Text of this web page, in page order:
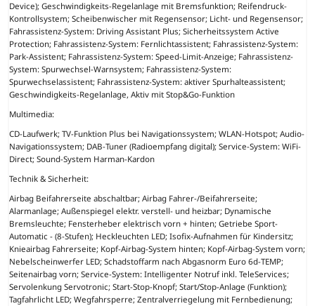
Device); Geschwindigkeits-Regelanlage mit Bremsfunktion; Reifendruck-
Kontrollsystem; Scheibenwischer mit Regensensor; Licht- und Regensensor;
Fahrassistenz-System: Driving Assistant Plus; Sicherheitssystem Active
Protection; Fahrassistenz-System: Fernlichtassistent; Fahrassistenz-System:
Park-Assistent; Fahrassistenz-System: Speed-Limit-Anzeige; Fahrassistenz-
System: Spurwechsel-Warnsystem; Fahrassistenz-System:
Spurwechselassistent; Fahrassistenz-System: aktiver Spurhalteassistent;
Geschwindigkeits-Regelanlage, Aktiv mit Stop&Go-Funktion
Multimedia:
CD-Laufwerk; TV-Funktion Plus bei Navigationssystem; WLAN-Hotspot; Audio-
Navigationssystem; DAB-Tuner (Radioempfang digital); Service-System: WiFi-
Direct; Sound-System Harman-Kardon
Technik & Sicherheit:
Airbag Beifahrerseite abschaltbar; Airbag Fahrer-/Beifahrerseite;
Alarmanlage; Außenspiegel elektr. verstell- und heizbar; Dynamische
Bremsleuchte; Fensterheber elektrisch vorn + hinten; Getriebe Sport-
Automatic - (8-Stufen); Heckleuchten LED; Isofix-Aufnahmen für Kindersitz;
Knieairbag Fahrerseite; Kopf-Airbag-System hinten; Kopf-Airbag-System vorn;
Nebelscheinwerfer LED; Schadstoffarm nach Abgasnorm Euro 6d-TEMP;
Seitenairbag vorn; Service-System: Intelligenter Notruf inkl. TeleServices;
Servolenkung Servotronic; Start-Stop-Knopf; Start/Stop-Anlage (Funktion);
Tagfahrlicht LED; Wegfahrsperre; Zentralverriegelung mit Fernbedienung;